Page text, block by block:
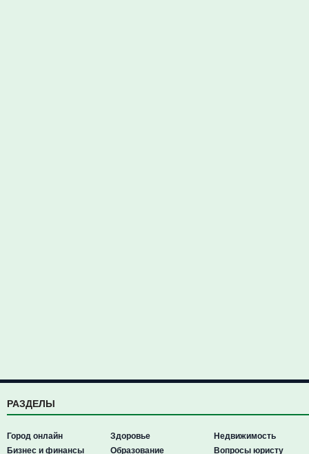
РАЗДЕЛЫ
Город онлайн
Бизнес и финансы
Здоровье
Образование
Недвижимость
Вопросы юристу